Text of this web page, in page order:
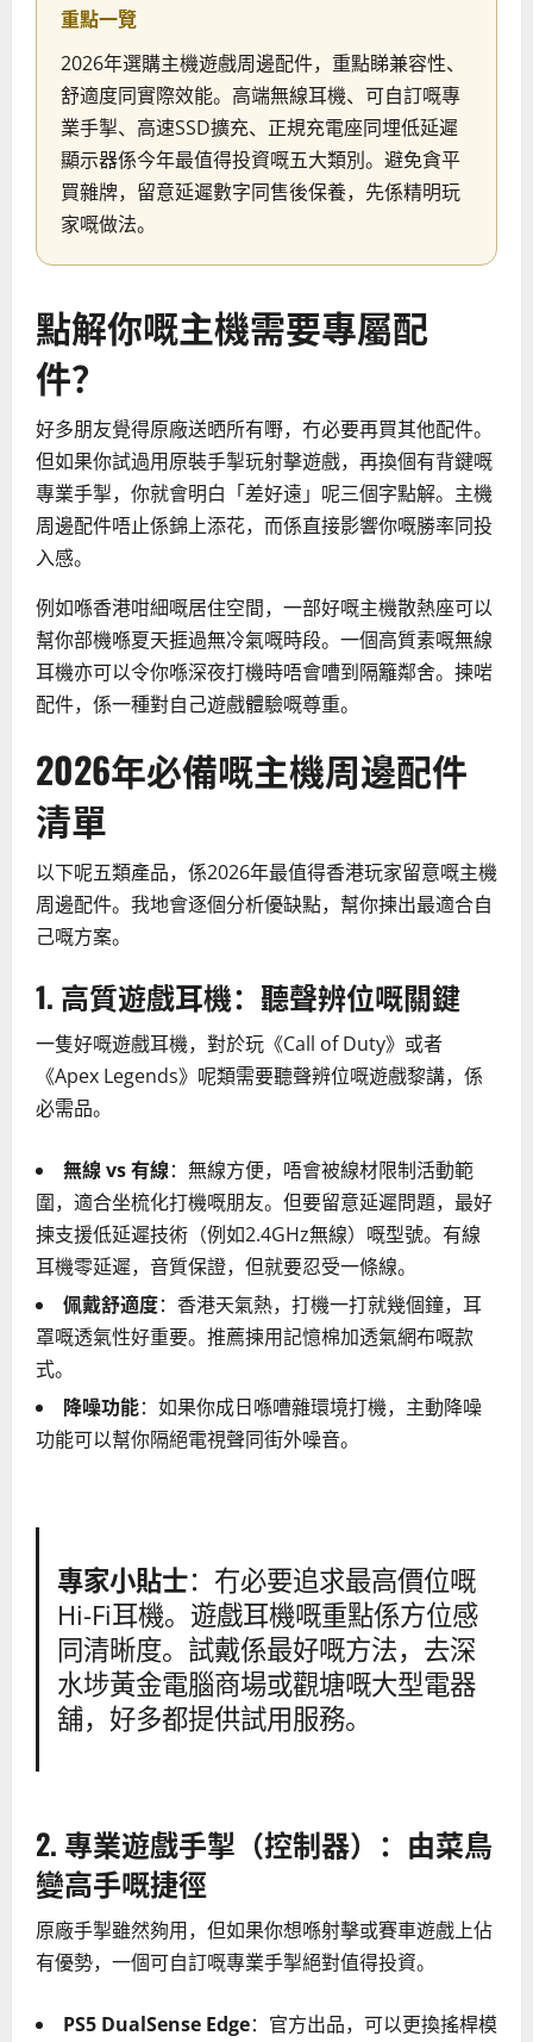
重點一覽
2026年選購主機遊戲周邊配件，重點睇兼容性、
舒適度同實際效能。高端無線耳機、可自訂嘅專
業手掣、高速SSD擴充、正規充電座同埋低延遲
顯示器係今年最值得投資嘅五大類別。避免貪平
買雜牌，留意延遲數字同售後保養，先係精明玩
家嘅做法。
點解你嘅主機需要專屬配
件？
好多朋友覺得原廠送晒所有嘢，冇必要再買其他配件。
但如果你試過用原裝手掣玩射擊遊戲，再換個有背鍵嘅
專業手掣，你就會明白「差好遠」呢三個字點解。主機
周邊配件唔止係錦上添花，而係直接影響你嘅勝率同投
入感。
例如喺香港咁細嘅居住空間，一部好嘅主機散熱座可以
幫你部機喺夏天捱過無冷氣嘅時段。一個高質素嘅無線
耳機亦可以令你喺深夜打機時唔會嘈到隔籬鄰舍。揀啱
配件，係一種對自己遊戲體驗嘅尊重。
2026年必備嘅主機周邊配件
清單
以下呢五類產品，係2026年最值得香港玩家留意嘅主機
周邊配件。我地會逐個分析優缺點，幫你揀出最適合自
己嘅方案。
1. 高質遊戲耳機：聽聲辨位嘅關鍵
一隻好嘅遊戲耳機，對於玩《Call of Duty》或者
《Apex Legends》呢類需要聽聲辨位嘅遊戲黎講，係
必需品。
無線 vs 有線：無線方便，唔會被線材限制活動範
圍，適合坐梳化打機嘅朋友。但要留意延遲問題，最好
揀支援低延遲技術（例如2.4GHz無線）嘅型號。有線
耳機零延遲，音質保證，但就要忍受一條線。
佩戴舒適度：香港天氣熱，打機一打就幾個鐘，耳
罩嘅透氣性好重要。推薦揀用記憶棉加透氣網布嘅款
式。
降噪功能：如果你成日喺嘈雜環境打機，主動降噪
功能可以幫你隔絕電視聲同街外噪音。
專家小貼士：冇必要追求最高價位嘅
Hi-Fi耳機。遊戲耳機嘅重點係方位感
同清晰度。試戴係最好嘅方法，去深
水埗黃金電腦商場或觀塘嘅大型電器
舖，好多都提供試用服務。
2. 專業遊戲手掣（控制器）：由菜鳥
變高手嘅捷徑
原廠手掣雖然夠用，但如果你想喺射擊或賽車遊戲上佔
有優勢，一個可自訂嘅專業手掣絕對值得投資。
PS5 DualSense Edge：官方出品，可以更換搖桿模